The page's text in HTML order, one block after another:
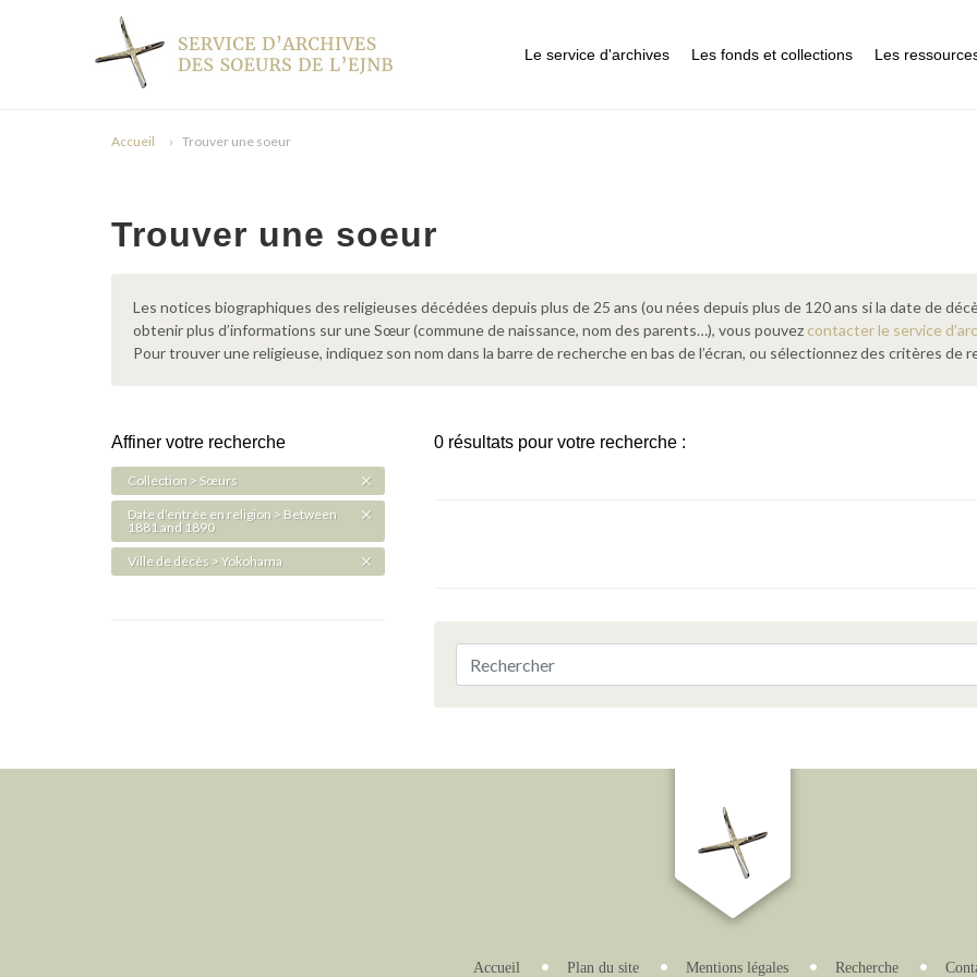
Le service d'archives Les fonds et collections Les
Accueil Trouver une soeur
Trouver une soeur
Les notices biographiques des religieuses décédées depuis plus de 25 ans (ou nées depuis plus de 120 ans si la date de
obtenir plus d’informations sur une Sœur (commune de naissance, nom des parents…), vous pouvez contacter le service
Pour trouver une religieuse, indiquez son nom dans la barre de recherche en bas de l’écran, ou sélectionnez des critères de
0 résultats pour votre recherche :
Affiner votre recherche
Collection > Sœurs
Date d'entrée en religion > Between
1881 and 1890
Ville de décès > Yokohama
Accueil Plan du site Mentions légales Recherche